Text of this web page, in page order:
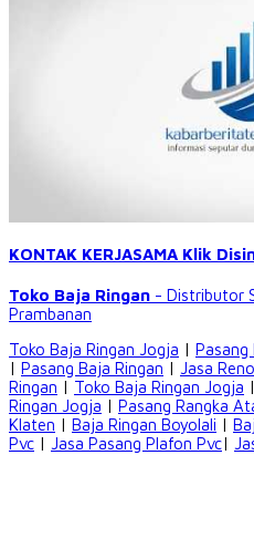
KONTAK KERJASAMA Klik
Toko Baja Ringan - Distributor
Prambanan
Toko Baja Ringan Jogja | Pasang
| Pasang Baja Ringan | Jasa
Ringan | Toko Baja Ringan Jogja |
Ringan Jogja | Pasang Rangka
Klaten | Baja Ringan Boyolali |
Pvc | Jasa Pasang Plafon Pvc|